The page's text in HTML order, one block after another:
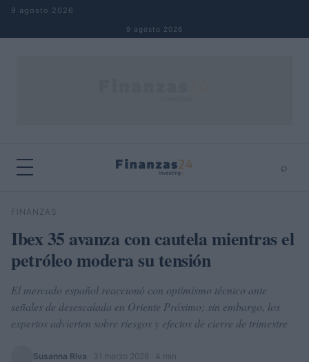
Saltar al contenido
9 agosto 2026
9 agosto 2026
⌕
Buscar
FINANZAS
Ibex 35 avanza con cautela mientras el
petróleo modera su tensión
El mercado español reaccionó con optimismo técnico ante
señales de desescalada en Oriente Próximo; sin embargo, los
expertos advierten sobre riesgos y efectos de cierre de trimestre
Susanna Riva 31 marzo 2026 · 4 min